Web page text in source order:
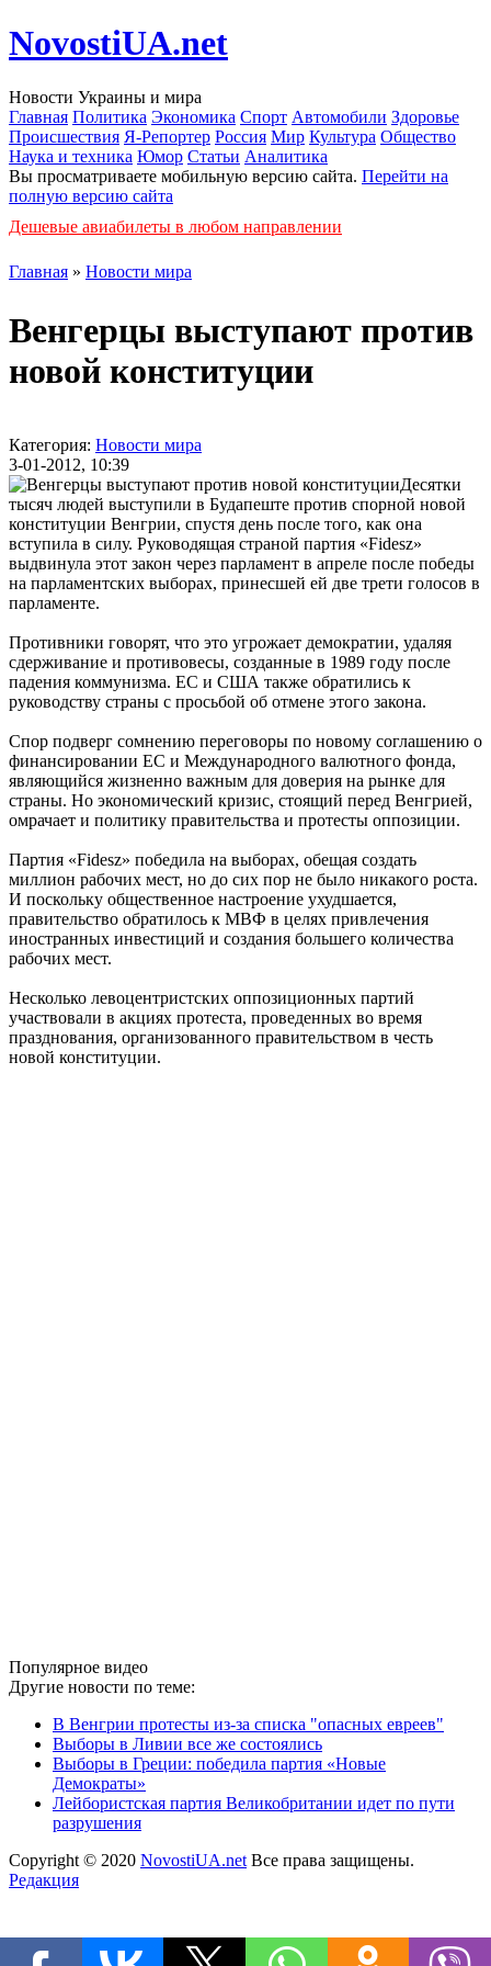
NovostiUA.net
Новости Украины и мира
Главная Политика Экономика Спорт Автомобили Здоровье
Происшествия Я-Репортер Россия Мир Культура Общество
Наука и техника Юмор Статьи Аналитика
Вы просматриваете мобильную версию сайта. Перейти на
полную версию сайта
Дешевые авиабилеты в любом направлении
Главная » Новости мира
Венгерцы выступают против
новой конституции
Категория: Новости мира
3-01-2012, 10:39
Десятки
тысяч людей выступили в Будапеште против спорной новой
конституции Венгрии, спустя день после того, как она
вступила в силу. Руководящая страной партия «Fidesz»
выдвинула этот закон через парламент в апреле после победы
на парламентских выборах, принесшей ей две трети голосов в
парламенте.
Противники говорят, что это угрожает демократии, удаляя
сдерживание и противовесы, созданные в 1989 году после
падения коммунизма. ЕС и США также обратились к
руководству страны с просьбой об отмене этого закона.
Спор подверг сомнению переговоры по новому соглашению о
финансировании ЕС и Международного валютного фонда,
являющийся жизненно важным для доверия на рынке для
страны. Но экономический кризис, стоящий перед Венгрией,
омрачает и политику правительства и протесты оппозиции.
Партия «Fidesz» победила на выборах, обещая создать
миллион рабочих мест, но до сих пор не было никакого роста.
И поскольку общественное настроение ухудшается,
правительство обратилось к МВФ в целях привлечения
иностранных инвестиций и создания большего количества
рабочих мест.
Несколько левоцентристских оппозиционных партий
участвовали в акциях протеста, проведенных во время
празднования, организованного правительством в честь
новой конституции.
Популярное видео
Другие новости по теме:
В Венгрии протесты из-за списка "опасных евреев"
Выборы в Ливии все же состоялись
Выборы в Греции: победила партия «Новые
Демократы»
Лейбористская партия Великобритании идет по пути
разрушения
Copyright © 2020 NovostiUA.net Все права защищены.
Редакция